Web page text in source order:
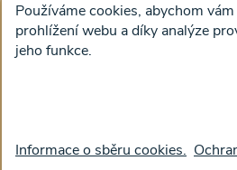
Používáme cookies, abychom
prohlížení webu a díky analýze
jeho funkce.
Informace o sběru cookies.
Obrazy na plátně na zeď a stěnu do
Facebook